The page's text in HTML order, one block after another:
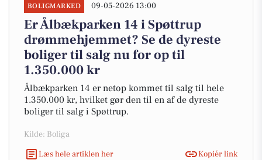
BOLIGMARKED 09-05-2026 13:00
Er Ålbækparken 14 i Spøttrup
drømmehjemmet? Se de dyreste
boliger til salg nu for op til
1.350.000 kr
Ålbækparken 14 er netop kommet til salg til hele
1.350.000 kr, hvilket gør den til en af de dyreste
boliger til salg i Spøttrup.
Kilde: Boliga
Læs hele artiklen her
Kopiér link